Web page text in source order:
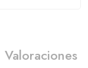
Valoraciones